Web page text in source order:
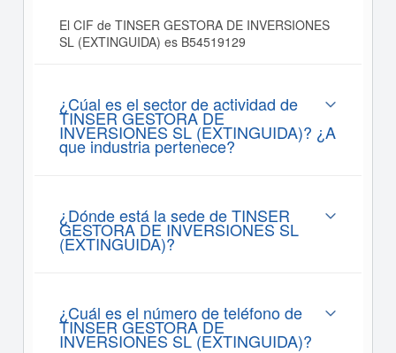
El CIF de TINSER GESTORA DE INVERSIONES
SL (EXTINGUIDA) es B54519129
¿Cúal es el sector de actividad de
TINSER GESTORA DE
INVERSIONES SL (EXTINGUIDA)? ¿A
que industria pertenece?
¿Dónde está la sede de TINSER
GESTORA DE INVERSIONES SL
(EXTINGUIDA)?
¿Cuál es el número de teléfono de
TINSER GESTORA DE
INVERSIONES SL (EXTINGUIDA)?